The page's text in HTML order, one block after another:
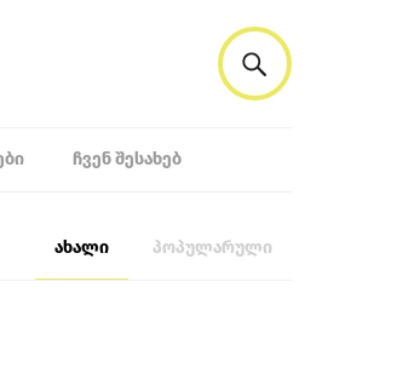
ᲩᲕᲔᲜ ᲨᲔᲡᲐᲮᲔᲑ
ახალი პოპულარული